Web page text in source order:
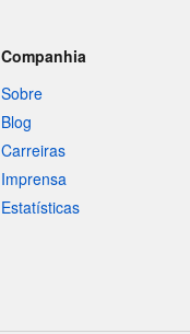
Companhia
Sobre
Blog
Carreiras
Imprensa
Estatísticas